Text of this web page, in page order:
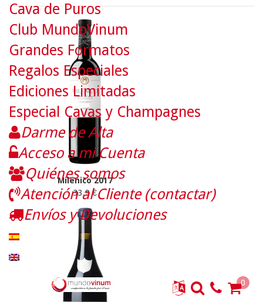
Milénico 2017
33.9 €
Cava de Puros
Club MundoVinum
Grandes Formatos
Regalos Especiales
Ediciones Limitadas
Especial Cavas y Champagnes
Darme de Alta
Acceso a mi Cuenta
Quiénes somos
Atención al Cliente (contactar)
Envíos y Devoluciones
0